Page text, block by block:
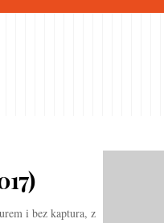
i bez kaptura, z